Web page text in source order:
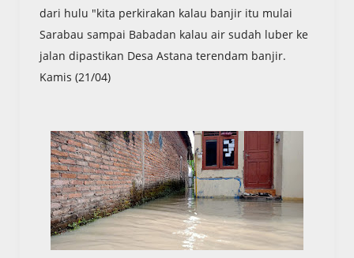
dari hulu "kita perkirakan kalau banjir itu mulai
Sarabau sampai Babadan kalau air sudah luber ke
jalan dipastikan Desa Astana terendam banjir.
Kamis (21/04)